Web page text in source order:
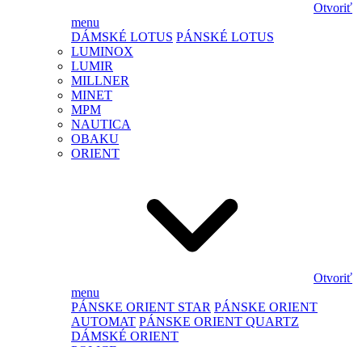
Otvoriť
menu
DÁMSKÉ LOTUS PÁNSKÉ LOTUS
LUMINOX
LUMIR
MILLNER
MINET
MPM
NAUTICA
OBAKU
ORIENT
Otvoriť
menu
PÁNSKE ORIENT STAR PÁNSKE ORIENT
AUTOMAT PÁNSKE ORIENT QUARTZ
DÁMSKÉ ORIENT